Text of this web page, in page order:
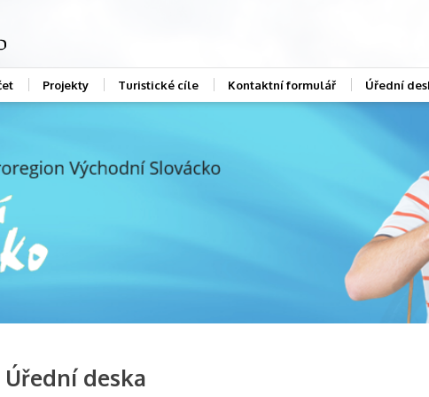
Projekty Turistické cíle Kontaktní formulář Úřední
Úřední deska